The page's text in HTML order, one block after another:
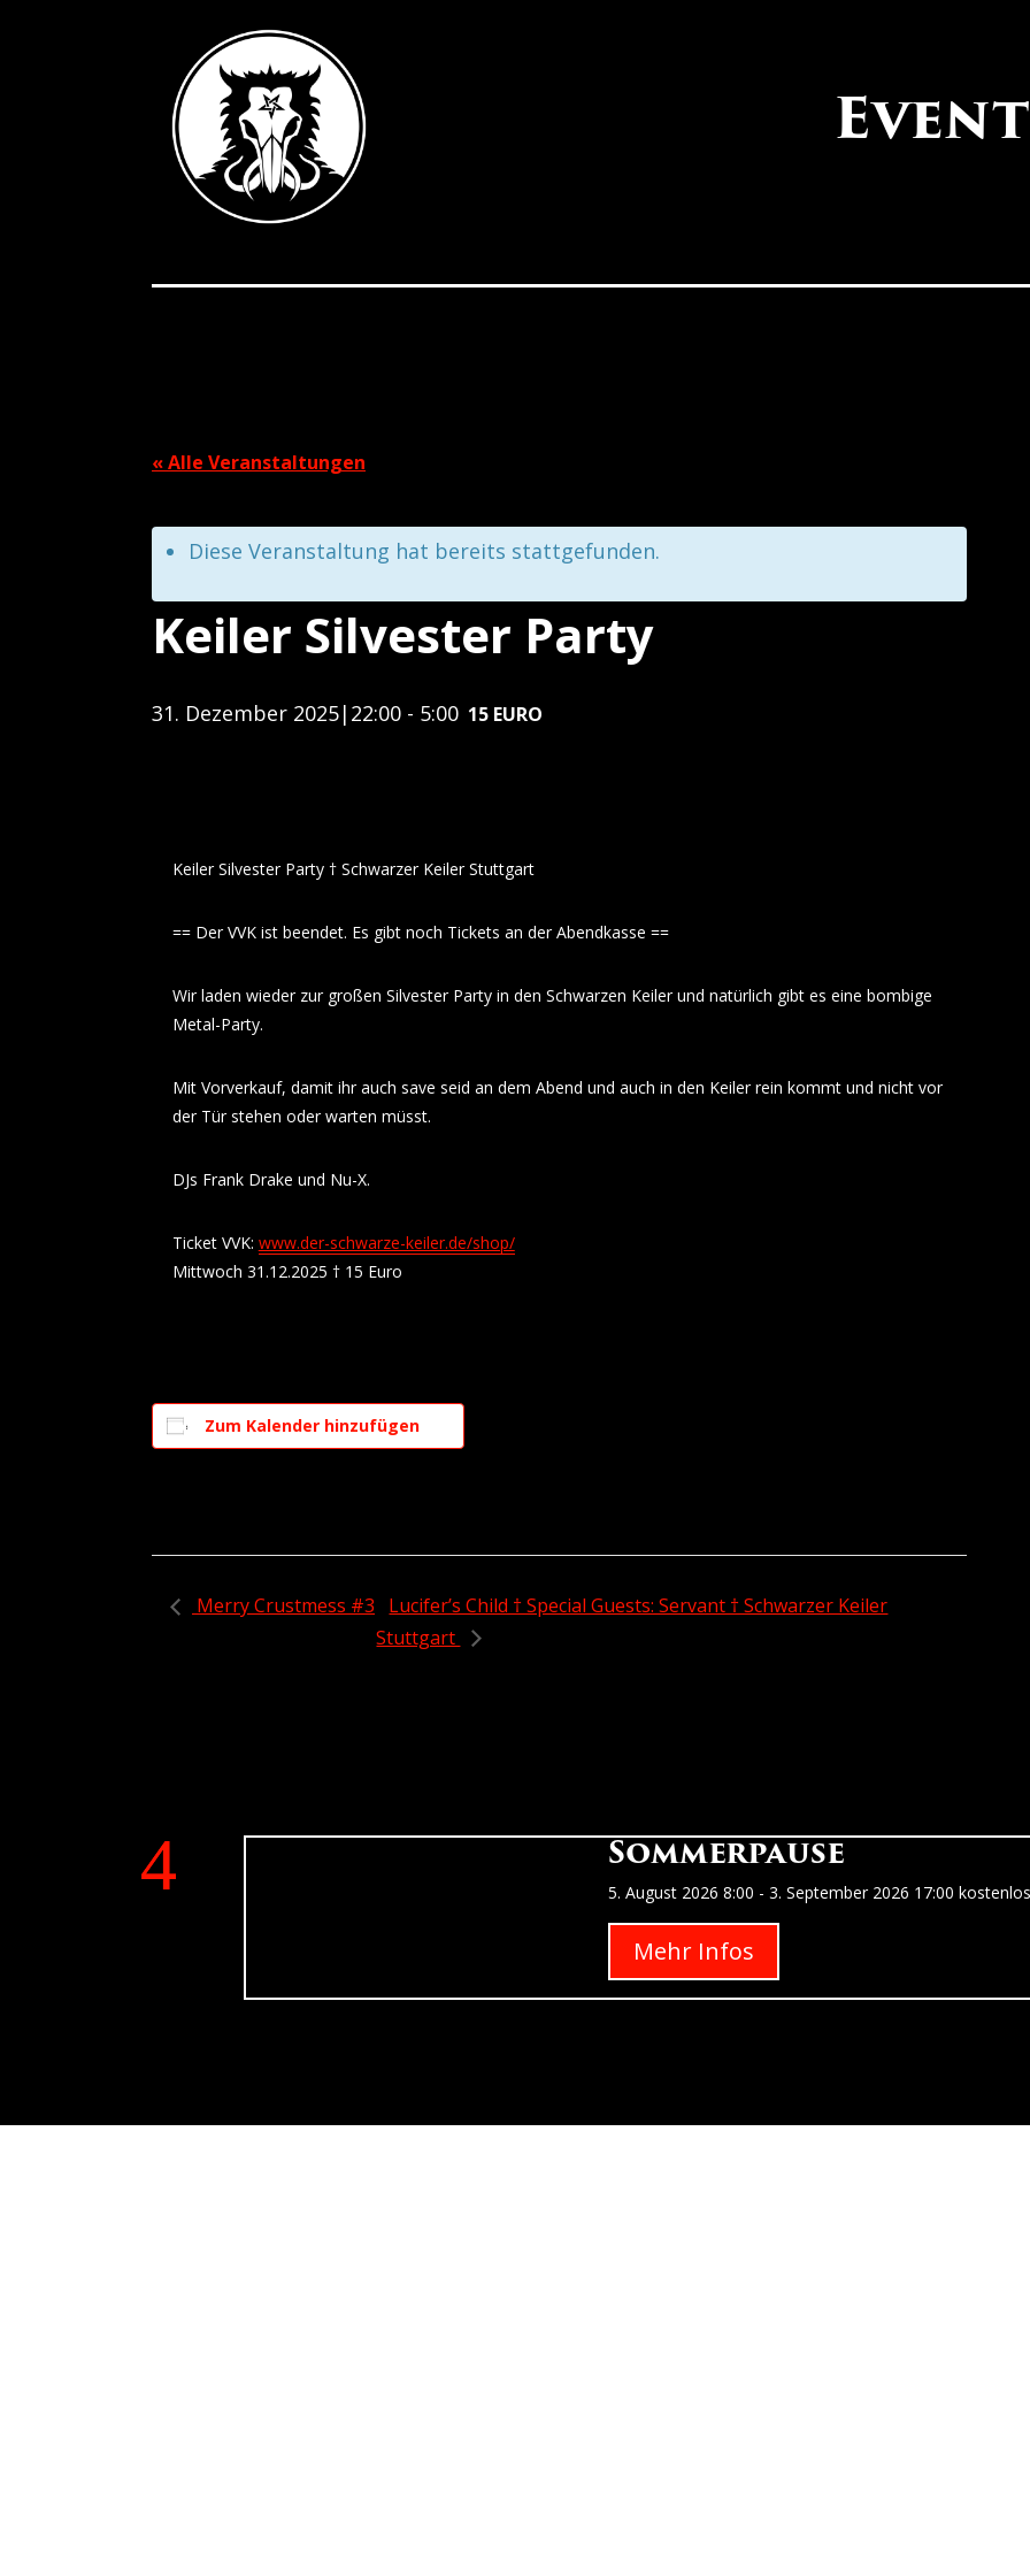
Event
« Alle Veranstaltungen
Diese Veranstaltung hat bereits stattgefunden.
Keiler Silvester Party
31. Dezember 2025|22:00 - 5:00 15 EURO
Keiler Silvester Party † Schwarzer Keiler Stuttgart
== Der VVK ist beendet. Es gibt noch Tickets an der Abendkasse ==
Wir laden wieder zur großen Silvester Party in den Schwarzen Keiler und natürlich gibt es eine bombige
Metal-Party.
Mit Vorverkauf, damit ihr auch save seid an dem Abend und auch in den Keiler rein kommt und nicht vor
der Tür stehen oder warten müsst.
DJs Frank Drake und Nu-X.
Ticket VVK: www.der-schwarze-keiler.de/shop/
Mittwoch 31.12.2025 † 15 Euro
Zum Kalender hinzufügen
Merry Crustmess #3
Lucifer’s Child † Special Guests: Servant † Schwarzer Keiler
Stuttgart
Sommerpause
5. August 2026 8:00 - 3. September 2026 17:00
Mehr Infos